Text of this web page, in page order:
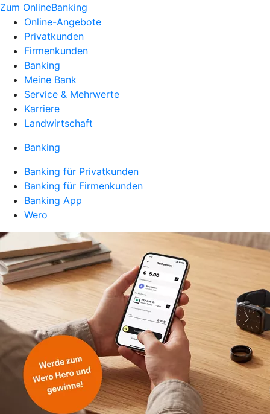
Zum OnlineBanking
Online-Angebote
Privatkunden
Firmenkunden
Banking
Meine Bank
Service & Mehrwerte
Karriere
Landwirtschaft
Banking
Banking für Privatkunden
Banking für Firmenkunden
Banking App
Wero